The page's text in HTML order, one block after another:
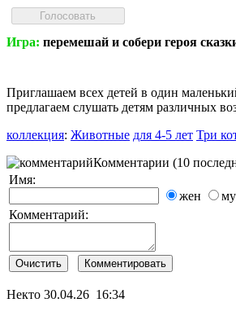
Игра: перемешай и собери героя
Приглашаем всех детей в один
предлагаем слушать детям различных
коллекция: Животные для 4-5 лет Три
Комментарии (10
Имя:
жен
Комментарий:
Некто 30.04.26 16:34